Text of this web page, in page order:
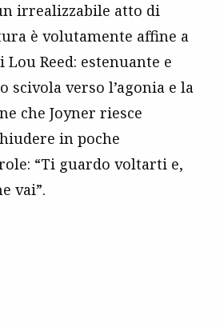
irrealizzabile atto di
è volutamente affine a
Lou Reed: estenuante e
scivola verso l’agonia e la
che Joyner riesce
in poche
“Ti guardo voltarti e,
vai”.